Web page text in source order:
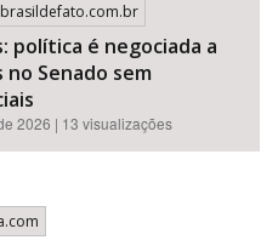
política é negociada a
Senado sem
2026 | 13 visualizações